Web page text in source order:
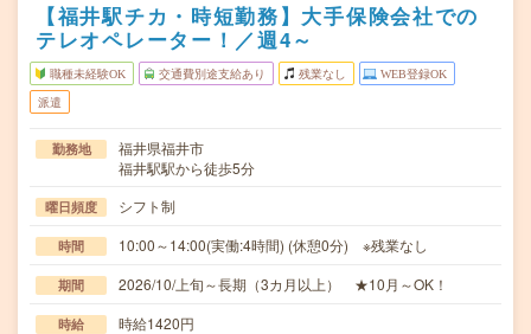
【福井駅チカ・時短勤務】大手保険会社での
テレオペレーター！／週4～
職種未経験OK 交通費別途支給あり 残業なし WEB登録OK
派遣
勤務地
福井県福井市
福井駅駅から徒歩5分
曜日頻度 シフト制
時間 10:00～14:00(実働:4時間) (休憩0分) ※残業なし
期間 2026/10/上旬～長期（3カ月以上） ★10月～OK！
時給 時給1420円